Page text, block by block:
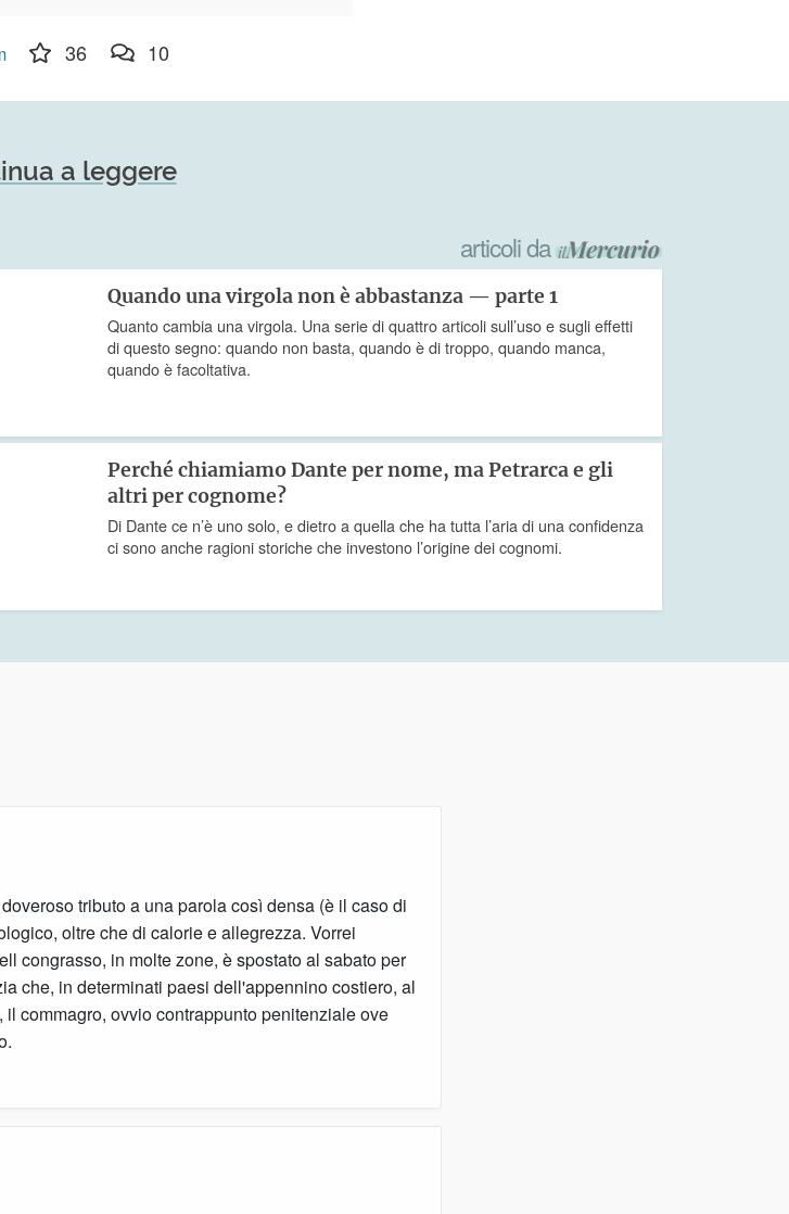
36 10
a leggere
articoli da
Quando una virgola non è abbastanza — parte 1
Quanto cambia una virgola. Una serie di quattro articoli sull’uso e sugli effetti
di questo segno: quando non basta, quando è di troppo, quando manca,
quando è facoltativa.
Perché chiamiamo Dante per nome, ma Petrarca e gli
altri per cognome?
Di Dante ce n’è uno solo, e dietro a quella che ha tutta l’aria di una confidenza
ci sono anche ragioni storiche che investono l’origine dei cognomi.
tributo a una parola così densa (è il caso di
oltre che di calorie e allegrezza. Vorrei
congrasso, in molte zone, è spostato al sabato per
che, in determinati paesi dell'appennino costiero, al
commagro, ovvio contrappunto penitenziale ove